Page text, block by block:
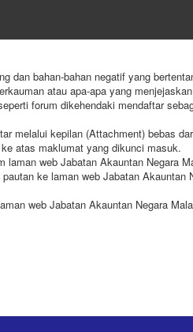
dan bahan-bahan negatif yang
atau apa-apa yang
forum dikehendaki mendaftar
melalui kepilan (Attachment) bebas
atas maklumat yang dikunci masuk.
web Jabatan Akauntan Negara
ke laman web Jabatan
web Jabatan Akauntan Negara